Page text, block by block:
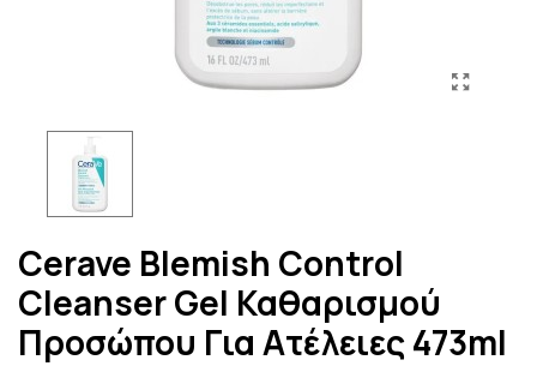
Cerave Blemish Control
Cleanser Gel Καθαρισμού
Προσώπου Για Ατέλειες 473ml